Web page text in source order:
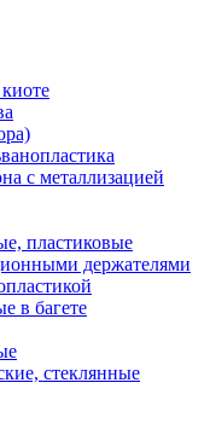
с металлизацией
пластиковые
держателями
в багете
стеклянные